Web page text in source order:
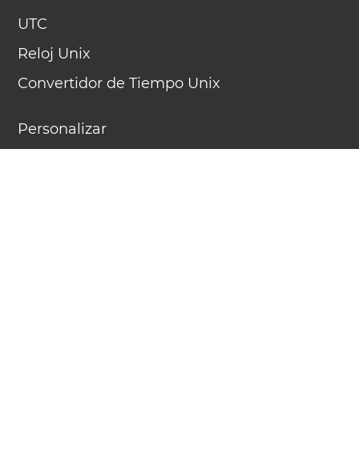
UTC
Reloj Unix
Convertidor de Tiempo Unix
Personalizar